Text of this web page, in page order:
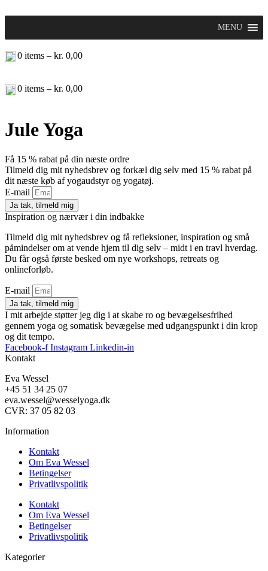
til
MENU
0 items – kr. 0,00
0 items – kr. 0,00
Jule Yoga
Få 15 % rabat på din næste ordre
Tilmeld dig mit nyhedsbrev og forkæl dig selv med 15 % rabat på
dit næste køb af yogaudstyr og yogatøj.
E-mail
Ja tak, tilmeld mig
Inspiration og nærvær i din indbakke
Tilmeld dig mit nyhedsbrev og få refleksioner, inspiration og små
påmindelser om at vende hjem til dig selv – midt i en travl hverdag.
Du får også første besked om nye workshops, retreats og
onlineforløb.
E-mail
Ja tak, tilmeld mig
I mit arbejde støtter jeg dig i at skabe ro og bevægelsesfrihed
gennem yoga og somatisk bevægelse med udgangspunkt i din krop
og dit tempo.
Facebook-f Instagram Linkedin-in
Kontakt
Eva Wessel
+45 51 34 25 07
eva.wessel@wesselyoga.dk
CVR: 37 05 82 03
Information
Kontakt
Om Eva Wessel
Betingelser
Privatlivspolitik
Kontakt
Om Eva Wessel
Betingelser
Privatlivspolitik
Kategorier